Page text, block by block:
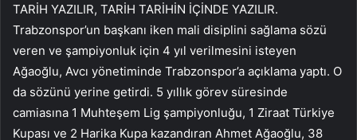
TARİH YAZILIR, TARİH TARİHİN İÇİNDE YAZILIR.
Trabzonspor’un başkanı iken mali disiplini sağlama sözü
veren ve şampiyonluk için 4 yıl verilmesini isteyen
Ağaoğlu, Avcı yönetiminde Trabzonspor’a açıklama yaptı. O
da sözünü yerine getirdi. 5 yıllık görev süresinde
camiasına 1 Muhteşem Lig şampiyonluğu, 1 Ziraat Türkiye
Kupası ve 2 Harika Kupa kazandıran Ahmet Ağaoğlu, 38